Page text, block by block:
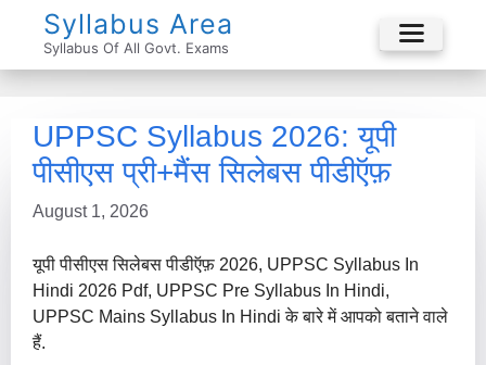
Syllabus Area
Syllabus Of All Govt. Exams
Menu
UPPSC Syllabus 2026: यूपी
पीसीएस प्री+मैंस सिलेबस पीडीऍफ़
August 1, 2026
यूपी पीसीएस सिलेबस पीडीऍफ़ 2026, UPPSC Syllabus In
Hindi 2026 Pdf, UPPSC Pre Syllabus In Hindi,
UPPSC Mains Syllabus In Hindi के बारे में आपको बताने वाले
हैं.